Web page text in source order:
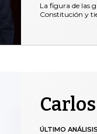
La figura de las
Constitución y
ÚLTIMO ANÁLISIS